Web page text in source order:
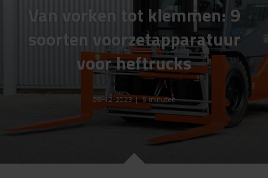
Van vorken tot klemmen: 9
soorten voorzetapparatuur
voor heftrucks
06-12-2023 | 5minuten